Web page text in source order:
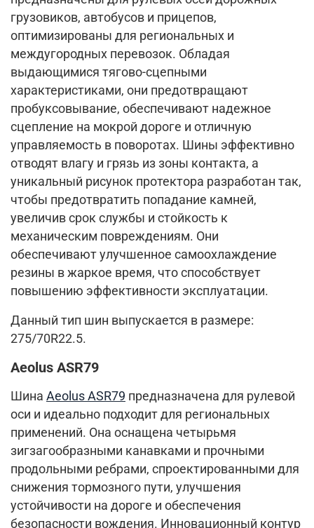
грузовиков, автобусов и прицепов,
оптимизированы для региональных и
междугородных перевозок. Обладая
выдающимися тягово-сцепными
характеристиками, они предотвращают
пробуксовывание, обеспечивают надежное
сцепление на мокрой дороге и отличную
управляемость в поворотах. Шины эффективно
отводят влагу и грязь из зоны контакта, а
уникальный рисунок протектора разработан так,
чтобы предотвратить попадание камней,
увеличив срок службы и стойкость к
механическим повреждениям. Они
обеспечивают улучшенное самоохлаждение
резины в жаркое время, что способствует
повышению эффективности эксплуатации.
Данный тип шин выпускается в размере:
275/70R22.5.
Aeolus ASR79
Шина Aeolus ASR79 предназначена для рулевой
оси и идеально подходит для региональных
применений. Она оснащена четырьмя
зигзагообразными канавками и прочными
продольными ребрами, спроектированными для
снижения тормозного пути, улучшения
устойчивости на дороге и обеспечения
безопасности вождения. Инновационный контур